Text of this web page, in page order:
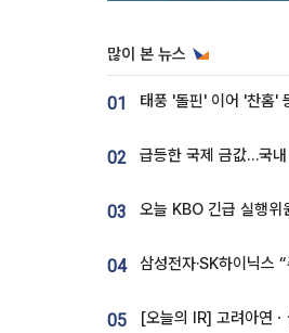
많이 본 뉴스
01
02 급등한 국제 금값…국
03
04
05 [오늘의 IR] 고려아연